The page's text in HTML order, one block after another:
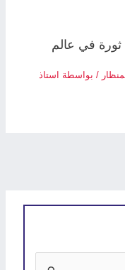
ثورة في عالم
/ بواسطة
استاذ